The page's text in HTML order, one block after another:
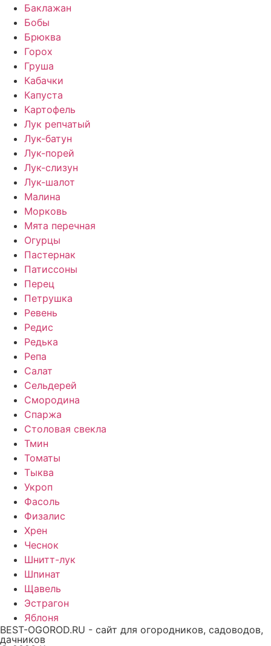
Баклажан
Бобы
Брюква
Горох
Груша
Кабачки
Капуста
Картофель
Лук репчатый
Лук-батун
Лук-порей
Лук-слизун
Лук-шалот
Малина
Морковь
Мята перечная
Огурцы
Пастернак
Патиссоны
Перец
Петрушка
Ревень
Редис
Редька
Репа
Салат
Сельдерей
Смородина
Спаржа
Столовая свекла
Тмин
Томаты
Тыква
Укроп
Фасоль
Физалис
Хрен
Чеснок
Шнитт-лук
Шпинат
Щавель
Эстрагон
Яблоня
BEST-OGOROD.RU - сайт для огородников, садоводов,
дачников